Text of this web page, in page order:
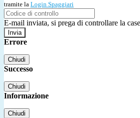
tramite la Login Spaggiari
E-mail inviata, si prega di controllare la
Errore
Chiudi
Successo
Chiudi
Informazione
Chiudi